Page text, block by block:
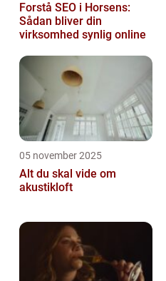
Forstå SEO i Horsens:
Sådan bliver din
virksomhed synlig online
05 november 2025
Alt du skal vide om
akustikloft